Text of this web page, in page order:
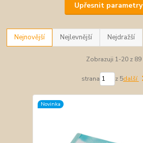
Upřesnit parametry
Nejnovější Nejlevnější Nejdražší
Zobrazuji 1-20 z 89
strana z 5další
Novinka